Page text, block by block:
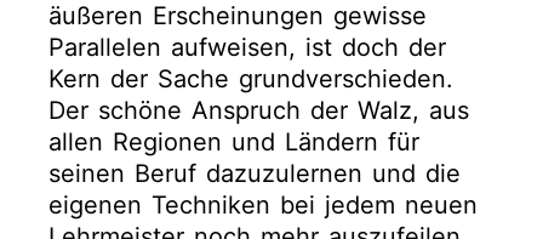
äußeren Erscheinungen gewisse
Parallelen aufweisen, ist doch der
Kern der Sache grundverschieden.
Der schöne Anspruch der Walz, aus
allen Regionen und Ländern für
seinen Beruf dazuzulernen und die
eigenen Techniken bei jedem neuen